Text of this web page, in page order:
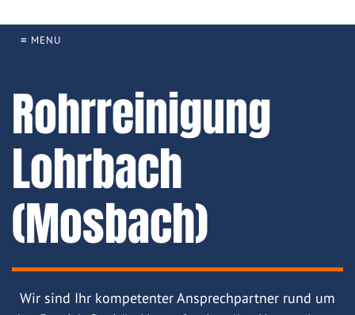
≡ MENU
Rohrreinigung
Lohrbach
(Mosbach)
Wir sind Ihr kompetenter Ansprechpartner rund um